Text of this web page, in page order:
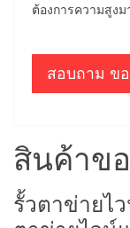
ต้องการความสูงม
สอบถาม ข
สินค้าขอ
รั้วตาข่ายไ